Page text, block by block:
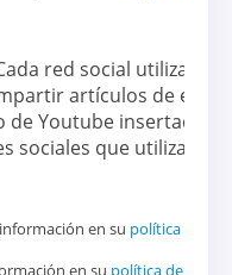
red social utiliza
artículos de este
Youtube insertado
sociales que utiliza
en su política de
en su política de